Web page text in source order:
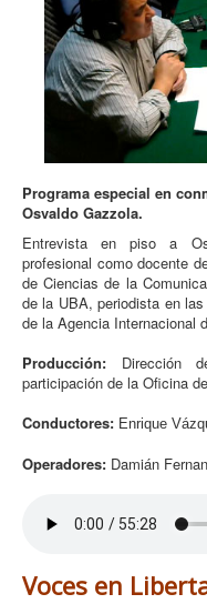
Programa especial en
Osvaldo Gazzola.
Entrevista en piso a
profesional como docente
de Ciencias de la
de la UBA, periodista en
de la Agencia Internacional
Producción: Dirección
participación de la Oficina
Conductores: Enrique
Operadores: Damián
Voces en